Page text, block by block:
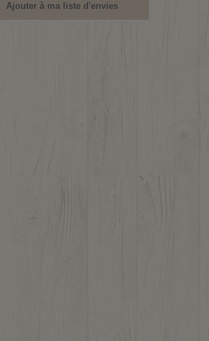
Ajouter à ma liste d'envies